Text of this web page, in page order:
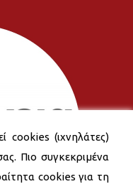
cookies (ιχνηλάτες)
Πιο συγκεκριμένα
cookies για τη